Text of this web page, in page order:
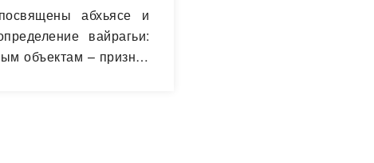
абхьясе и
вайрагьи:
объектам – признак